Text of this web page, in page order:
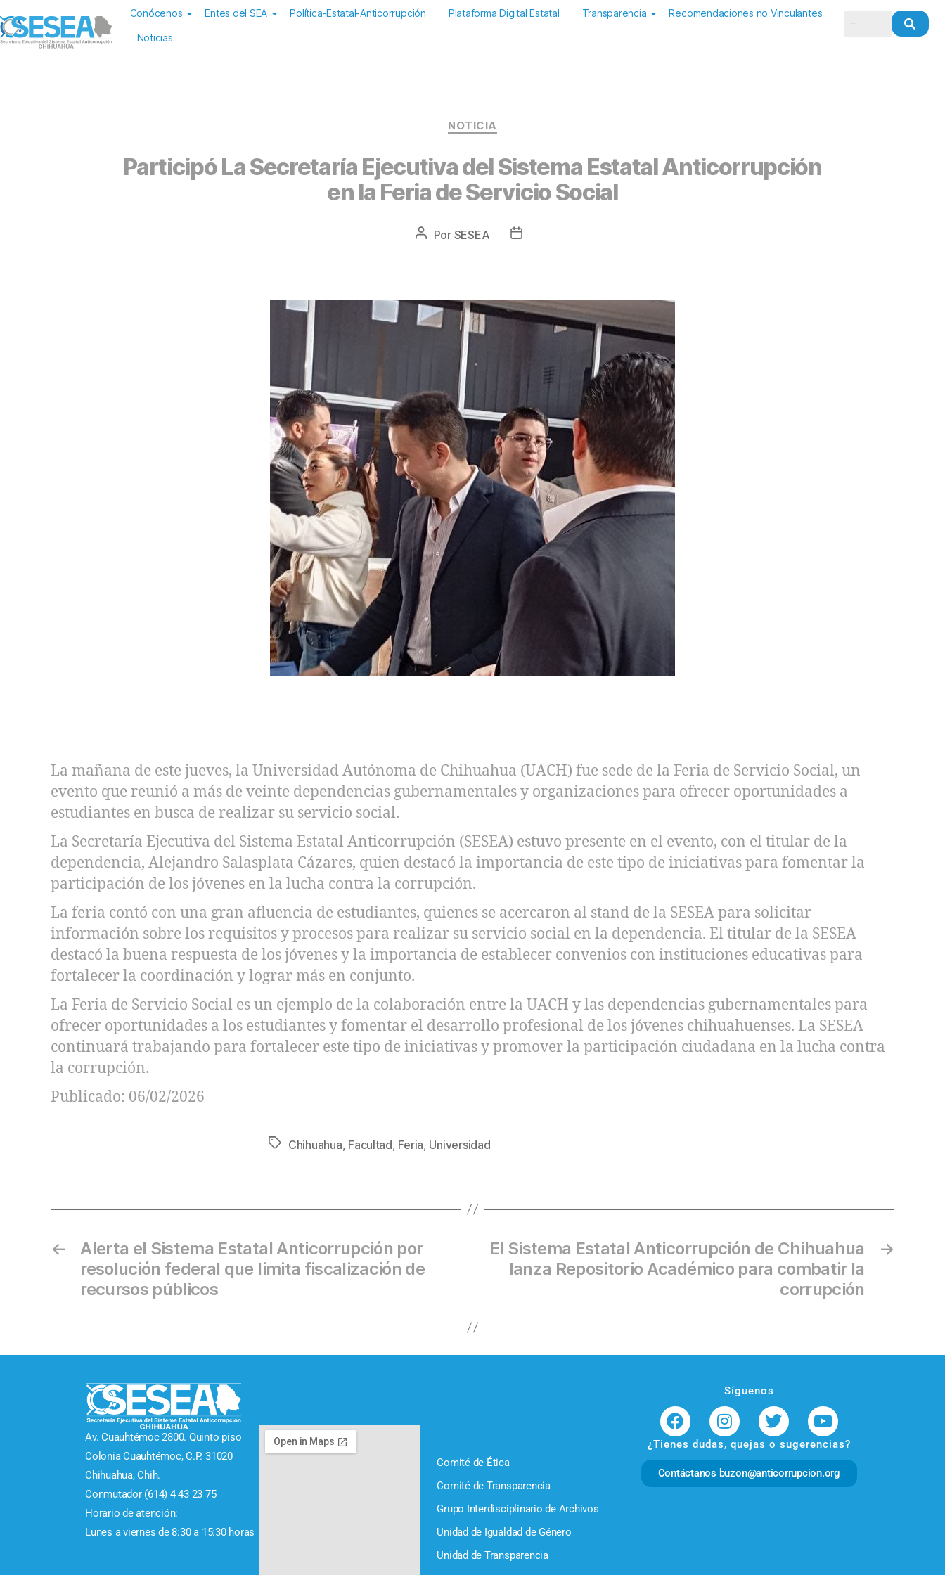
Conócenos Entes del SEA Política-Estatal-Anticorrupción Plataforma Digital Estatal Transparencia Recomendaciones no Vinculantes
Noticias
NOTICIA
Participó La Secretaría Ejecutiva del Sistema Estatal Anticorrupción
en la Feria de Servicio Social
Por SESEA
La mañana de este jueves, la Universidad Autónoma de Chihuahua (UACH) fue sede de la Feria de Servicio Social, un
evento que reunió a más de veinte dependencias gubernamentales y organizaciones para ofrecer oportunidades a
estudiantes en busca de realizar su servicio social.
La Secretaría Ejecutiva del Sistema Estatal Anticorrupción (SESEA) estuvo presente en el evento, con el titular de la
dependencia, Alejandro Salasplata Cázares, quien destacó la importancia de este tipo de iniciativas para fomentar la
participación de los jóvenes en la lucha contra la corrupción.
La feria contó con una gran afluencia de estudiantes, quienes se acercaron al stand de la SESEA para solicitar
información sobre los requisitos y procesos para realizar su servicio social en la dependencia. El titular de la SESEA
destacó la buena respuesta de los jóvenes y la importancia de establecer convenios con instituciones educativas para
fortalecer la coordinación y lograr más en conjunto.
La Feria de Servicio Social es un ejemplo de la colaboración entre la UACH y las dependencias gubernamentales para
ofrecer oportunidades a los estudiantes y fomentar el desarrollo profesional de los jóvenes chihuahuenses. La SESEA
continuará trabajando para fortalecer este tipo de iniciativas y promover la participación ciudadana en la lucha contra
la corrupción.
Publicado: 06/02/2026
Chihuahua, Facultad, Feria, Universidad
←
Alerta el Sistema Estatal Anticorrupción por
resolución federal que limita fiscalización de
recursos públicos
→
El Sistema Estatal Anticorrupción de Chihuahua
lanza Repositorio Académico para combatir la
corrupción
Av. Cuauhtémoc 2800. Quinto piso
Colonia Cuauhtémoc, C.P. 31020
Chihuahua, Chih.
Conmutador (614) 4 43 23 75
Horario de atención:
Lunes a viernes de 8:30 a 15:30 horas
Comité de Ética
Comité de Transparencia
Grupo Interdisciplinario de Archivos
Unidad de Igualdad de Género
Unidad de Transparencia
Síguenos
¿Tienes dudas, quejas o sugerencias?
Contáctanos buzon@anticorrupcion.org